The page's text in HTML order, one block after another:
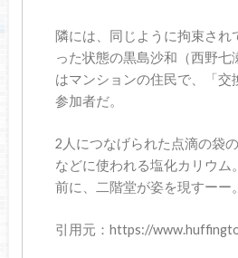
隣には、同じように拘束され
った状態の黒島沙和（西野七
はマンションの住民で、「交
参加者だ。
2人につなげられた点滴の袋
などに使われる塩化カリウム
前に、二階堂が姿を現すーー。
引用元：https://